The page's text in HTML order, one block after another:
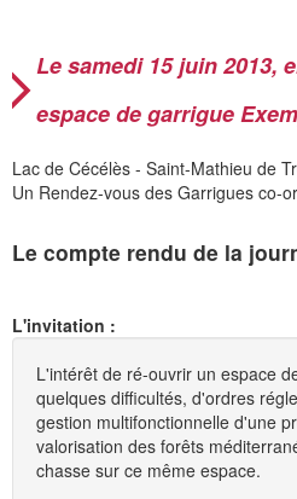
Le samedi 15 juin 2013,
espace de garrigue
Lac de Cécélès - Saint-Mathieu de
Un Rendez-vous des Garrigues co-
Le compte rendu de la
L'invitation :
L'intérêt de ré-ouvrir un espace
quelques difficultés, d'ordres
gestion multifonctionnelle d'une
valorisation des forêts
chasse sur ce même espace.